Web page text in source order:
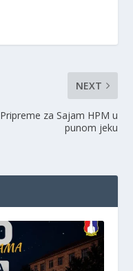
NEXT
Pripreme za Sajam HPM u
punom jeku